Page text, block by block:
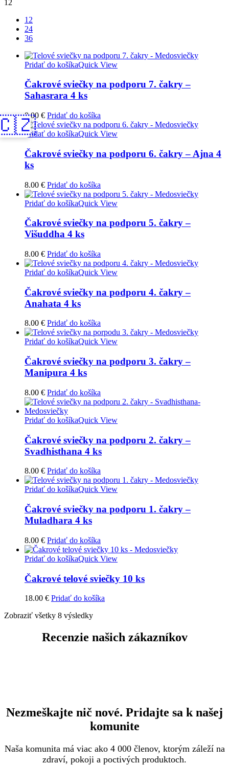
12
12
24
36
Pridať do košíkaQuick View
Čakrové sviečky na podporu 7. čakry –
Sahasrara 4 ks
8.00 € Pridať do košíka
Pridať do košíkaQuick View
Čakrové sviečky na podporu 6. čakry – Ajna 4
ks
8.00 € Pridať do košíka
Pridať do košíkaQuick View
Čakrové sviečky na podporu 5. čakry –
Višuddha 4 ks
8.00 € Pridať do košíka
Pridať do košíkaQuick View
Čakrové sviečky na podporu 4. čakry –
Anahata 4 ks
8.00 € Pridať do košíka
Pridať do košíkaQuick View
Čakrové sviečky na podporu 3. čakry –
Manipura 4 ks
8.00 € Pridať do košíka
Pridať do košíkaQuick View
Čakrové sviečky na podporu 2. čakry –
Svadhisthana 4 ks
8.00 € Pridať do košíka
Pridať do košíkaQuick View
Čakrové sviečky na podporu 1. čakry –
Muladhara 4 ks
8.00 € Pridať do košíka
Pridať do košíkaQuick View
Čakrové telové sviečky 10 ks
18.00 € Pridať do košíka
Zobraziť všetky 8 výsledky
Recenzie našich zákazníkov
Nezmeškajte nič nové. Pridajte sa k našej
komunite
Naša komunita má viac ako 4 000 členov, ktorým záleží na
zdraví, pokoji a poctivých produktoch.